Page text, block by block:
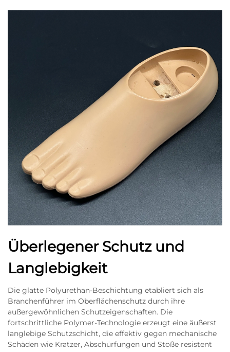
Überlegener Schutz und
Langlebigkeit
Die glatte Polyurethan-Beschichtung etabliert sich als
Branchenführer im Oberflächenschutz durch ihre
außergewöhnlichen Schutzeigenschaften. Die
fortschrittliche Polymer-Technologie erzeugt eine äußerst
langlebige Schutzschicht, die effektiv gegen mechanische
Schäden wie Kratzer, Abschürfungen und Stöße resistent